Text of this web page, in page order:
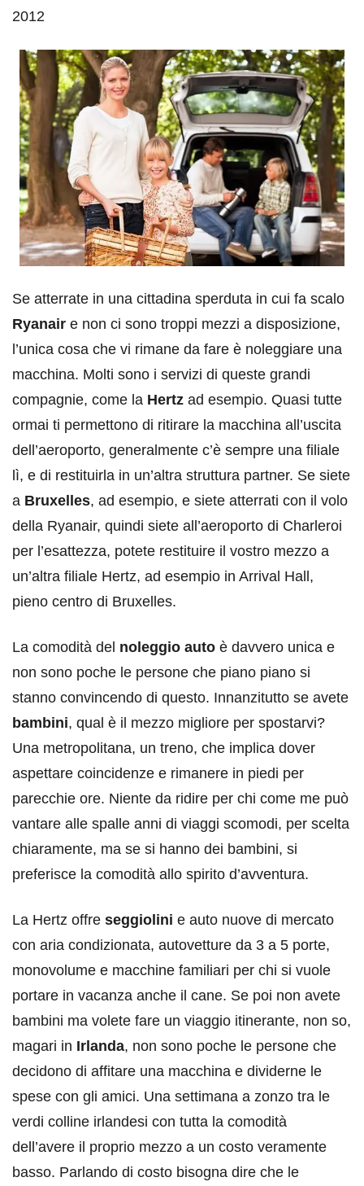
2012
Se atterrate in una cittadina sperduta in cui fa scalo
Ryanair e non ci sono troppi mezzi a disposizione,
l’unica cosa che vi rimane da fare è noleggiare una
macchina. Molti sono i servizi di queste grandi
compagnie, come la Hertz ad esempio. Quasi tutte
ormai ti permettono di ritirare la macchina all’uscita
dell’aeroporto, generalmente c’è sempre una filiale
lì, e di restituirla in un’altra struttura partner. Se siete
a Bruxelles, ad esempio, e siete atterrati con il volo
della Ryanair, quindi siete all’aeroporto di Charleroi
per l’esattezza, potete restituire il vostro mezzo a
un’altra filiale Hertz, ad esempio in Arrival Hall,
pieno centro di Bruxelles.
La comodità del noleggio auto è davvero unica e
non sono poche le persone che piano piano si
stanno convincendo di questo. Innanzitutto se avete
bambini, qual è il mezzo migliore per spostarvi?
Una metropolitana, un treno, che implica dover
aspettare coincidenze e rimanere in piedi per
parecchie ore. Niente da ridire per chi come me può
vantare alle spalle anni di viaggi scomodi, per scelta
chiaramente, ma se si hanno dei bambini, si
preferisce la comodità allo spirito d’avventura.
La Hertz offre seggiolini e auto nuove di mercato
con aria condizionata, autovetture da 3 a 5 porte,
monovolume e macchine familiari per chi si vuole
portare in vacanza anche il cane. Se poi non avete
bambini ma volete fare un viaggio itinerante, non so,
magari in Irlanda, non sono poche le persone che
decidono di affitare una macchina e dividerne le
spese con gli amici. Una settimana a zonzo tra le
verdi colline irlandesi con tutta la comodità
dell’avere il proprio mezzo a un costo veramente
basso. Parlando di costo bisogna dire che le